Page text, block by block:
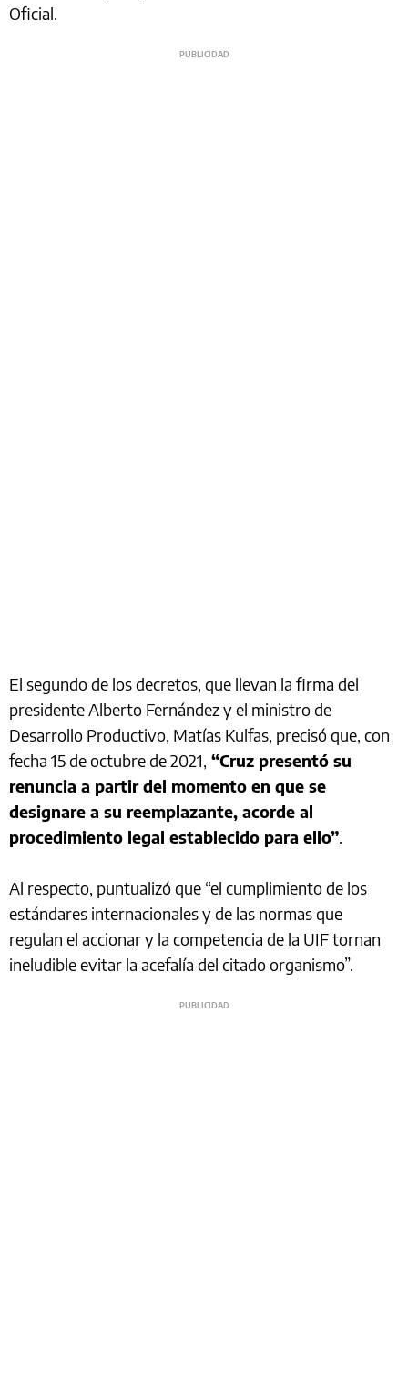
Oficial.
El segundo de los decretos, que llevan la firma del
presidente Alberto Fernández y el ministro de
Desarrollo Productivo, Matías Kulfas, precisó que, con
fecha 15 de octubre de 2021, “Cruz presentó su
renuncia a partir del momento en que se
designare a su reemplazante, acorde al
procedimiento legal establecido para ello”.
Al respecto, puntualizó que “el cumplimiento de los
estándares internacionales y de las normas que
regulan el accionar y la competencia de la UIF tornan
ineludible evitar la acefalía del citado organismo”.